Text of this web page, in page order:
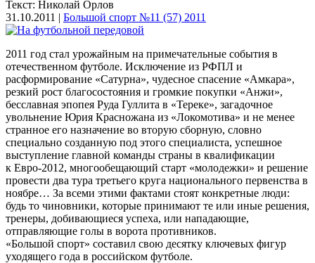
Текст: Николай Орлов
31.10.2011 | Большой спорт №11 (57) 2011
2011 год стал урожайным на примечательные события в
отечественном футболе. Исключение из РФПЛ и
расформирование «Сатурна», чудесное спасение «Амкара»,
резкий рост благосостояния и громкие покупки «Анжи»,
бесславная эпопея Руда Гуллита в «Тереке», загадочное
увольнение Юрия Красножана из «Локомотива» и не менее
странное его назначение во вторую сборную, словно
специально созданную под этого специалиста, успешное
выступление главной команды страны в квалификации
к Евро-2012, многообещающий старт «молодежки» и решение
провести два тура третьего круга национального первенства в
ноябре… За всеми этими фактами стоят конкретные люди:
будь то чиновники, которые принимают те или иные решения,
тренеры, добивающиеся успеха, или нападающие,
отправляющие голы в ворота противников.
«Большой спорт» составил свою десятку ключевых фигур
уходящего года в российском футболе.